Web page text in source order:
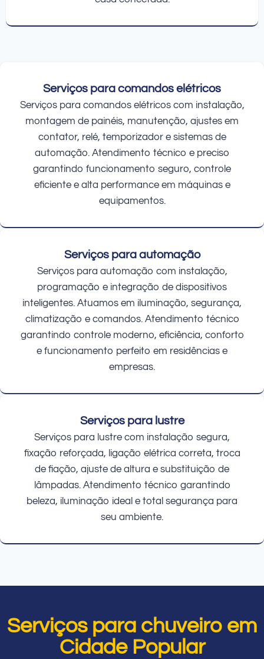
Serviços para comandos elétricos
Serviços para comandos elétricos com instalação,
montagem de painéis, manutenção, ajustes em
contator, relé, temporizador e sistemas de
automação. Atendimento técnico e preciso
garantindo funcionamento seguro, controle
eficiente e alta performance em máquinas e
equipamentos.
Serviços para automação
Serviços para automação com instalação,
programação e integração de dispositivos
inteligentes. Atuamos em iluminação, segurança,
climatização e comandos. Atendimento técnico
garantindo controle moderno, eficiência, conforto
e funcionamento perfeito em residências e
empresas.
Serviços para lustre
Serviços para lustre com instalação segura,
fixação reforçada, ligação elétrica correta, troca
de fiação, ajuste de altura e substituição de
lâmpadas. Atendimento técnico garantindo
beleza, iluminação ideal e total segurança para
seu ambiente.
Serviços para chuveiro em
Cidade Popular